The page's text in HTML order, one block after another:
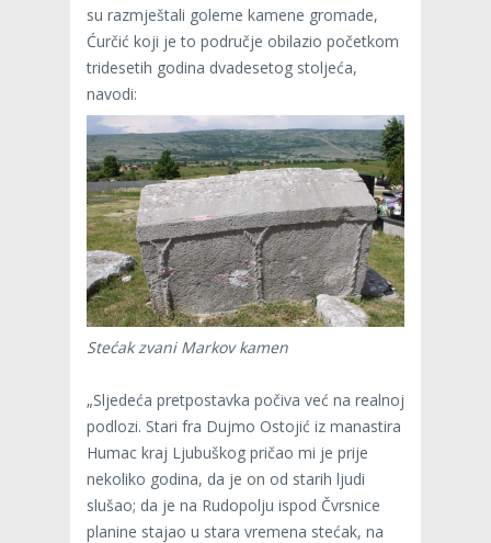
su razmještali goleme kamene gromade,
Ćurčić koji je to područje obilazio početkom
tridesetih godina dvadesetog stoljeća,
navodi:
Stećak zvani Markov kamen
„Sljedeća pretpostavka počiva već na realnoj
podlozi. Stari fra Dujmo Ostojić iz manastira
Humac kraj Ljubuškog pričao mi je prije
nekoliko godina, da je on od starih ljudi
slušao; da je na Rudopolju ispod Čvrsnice
planine stajao u stara vremena stećak, na